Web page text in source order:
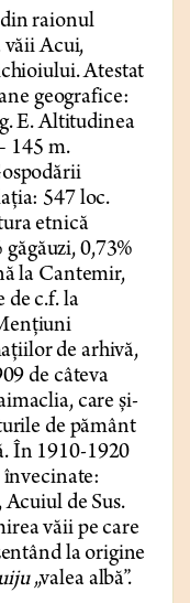
raionul
văii Acui,
Atestat
geografice:
E. Altitudinea
145 m.
547 loc.
etnică
0,73%
la Cantemir,
de c.f. la
de arhivă,
de câteva
care și-
de pământ
În 1910-1920
de Sus.
văii pe care
la origine
„valea albă”.